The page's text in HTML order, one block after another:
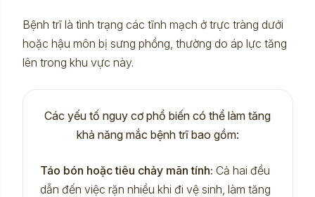
Bệnh trĩ là tình trạng các tĩnh mạch ở trực tràng dưới
hoặc hậu môn bị sưng phồng, thường do áp lực tăng
lên trong khu vực này.
Các yếu tố nguy cơ phổ biến có thể làm tăng
khả năng mắc bệnh trĩ bao gồm:
Táo bón hoặc tiêu chảy mãn tính: Cả hai đều
dẫn đến việc rặn nhiều khi đi vệ sinh, làm tăng